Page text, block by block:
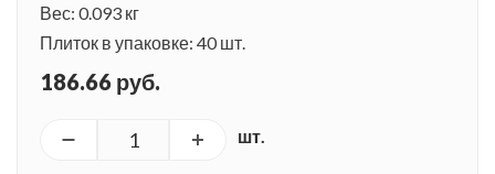
Вес: 0.093 кг
Плиток в упаковке: 40 шт.
186.66 руб.
шт.